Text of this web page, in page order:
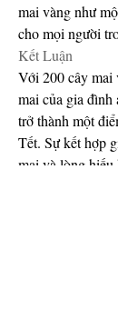
mai vàng như
cho mọi người
Kết Luận
Với 200 cây mai
mai của gia đình
trở thành một
Tết. Sự kết hợp
mai và lòng hiếu